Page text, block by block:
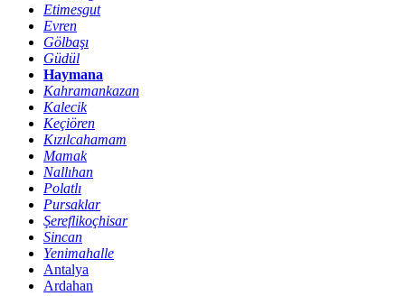
Etimesgut
Evren
Gölbaşı
Güdül
Haymana
Kahramankazan
Kalecik
Keçiören
Kızılcahamam
Mamak
Nallıhan
Polatlı
Pursaklar
Şereflikoçhisar
Sincan
Yenimahalle
Antalya
Ardahan